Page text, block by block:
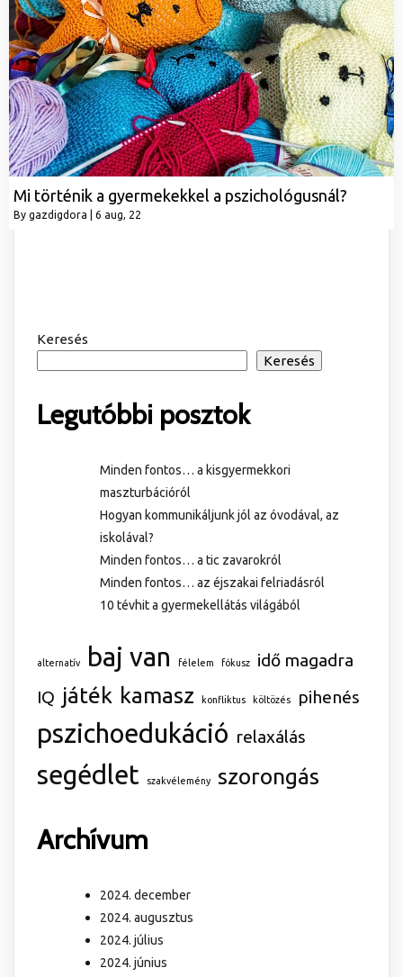
Mi történik a gyermekekkel a pszichológusnál?
By gazdigdora 6 aug, 22
Keresés
Keresés
Legutóbbi posztok
Minden fontos… a kisgyermekkori
maszturbációról
Hogyan kommunikáljunk jól az óvodával, az
iskolával?
Minden fontos… a tic zavarokról
Minden fontos… az éjszakai felriadásról
10 tévhit a gyermekellátás világából
alternatív baj van félelem fókusz
idő magadra
IQ játék kamasz konfliktus költözés pihenés
pszichoedukáció relaxálás
segédlet szakvélemény szorongás
Archívum
2024. december
2024. augusztus
2024. július
2024. június